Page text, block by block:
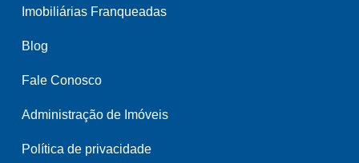
Imobiliárias Franqueadas
Blog
Fale Conosco
Administração de Imóveis
Política de privacidade